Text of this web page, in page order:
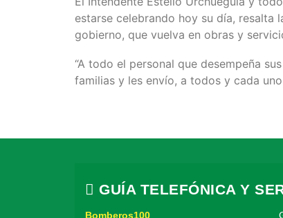
estarse celebrando hoy su día, resalta
gobierno, que vuelva en obras y
“A todo el personal que desempeña
familias y les envío, a todos y cada
GUÍA TELEFÓNICA Y
Bomberos100